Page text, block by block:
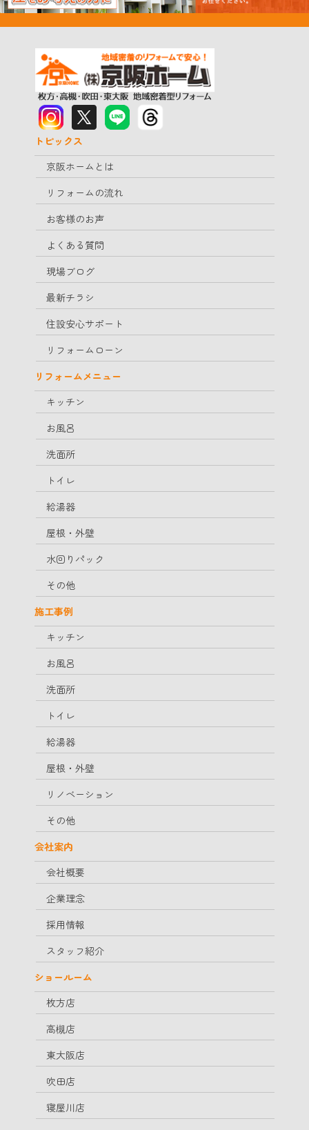
トピックス
京阪ホームとは
リフォームの流れ
お客様のお声
よくある質問
現場ブログ
最新チラシ
住設安心サポート
リフォームローン
リフォームメニュー
キッチン
お風呂
洗面所
トイレ
給湯器
屋根・外壁
水回りパック
その他
施工事例
キッチン
お風呂
洗面所
トイレ
給湯器
屋根・外壁
リノベーション
その他
会社案内
会社概要
企業理念
採用情報
スタッフ紹介
ショールーム
枚方店
高槻店
東大阪店
吹田店
寝屋川店